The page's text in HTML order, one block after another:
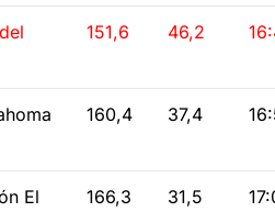
151,6 46,2
160,4 37,4
El
166,3 31,5